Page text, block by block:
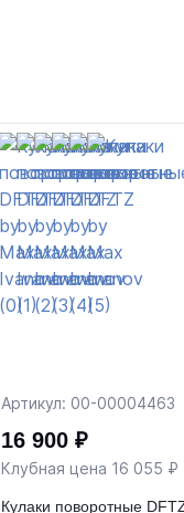
Артикул: 00-00004463
16 900 ₽
Клубная цена 16 055 ₽
Кулаки поворотные